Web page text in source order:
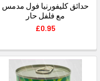
حدائق كليفورنيا فول مدمس
مع فلفل حار
£0.95